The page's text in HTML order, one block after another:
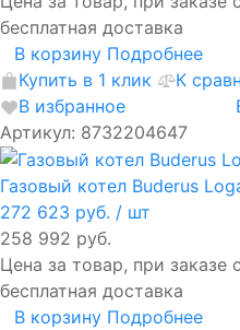
бесплатная доставка
В корзину Подробнее
Купить в 1 клик
К
В избранное
Артикул: 8732204647
Газовый котел Buderus
272 623 руб. / шт
258 992 руб.
Цена за товар, при заказе
бесплатная доставка
В корзину Подробнее